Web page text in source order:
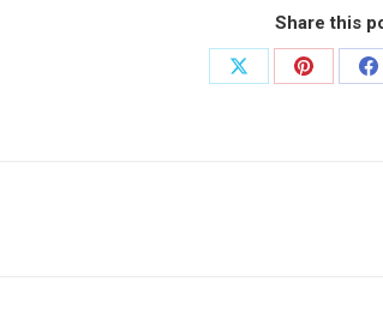
Share this
Share
Share